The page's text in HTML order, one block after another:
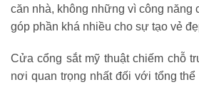
căn nhà, không những vì công năng
góp phần khá nhiều cho sự tạo vẻ
Cửa cổng sắt mỹ thuật chiếm chỗ
nơi quan trọng nhất đối với tổng